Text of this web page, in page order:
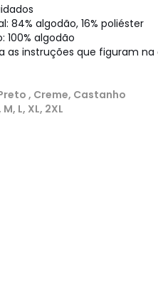
84% algodão, 16% poliéster
100% algodão
as instruções que figuram
, Creme, Castanho
M, L, XL, 2XL